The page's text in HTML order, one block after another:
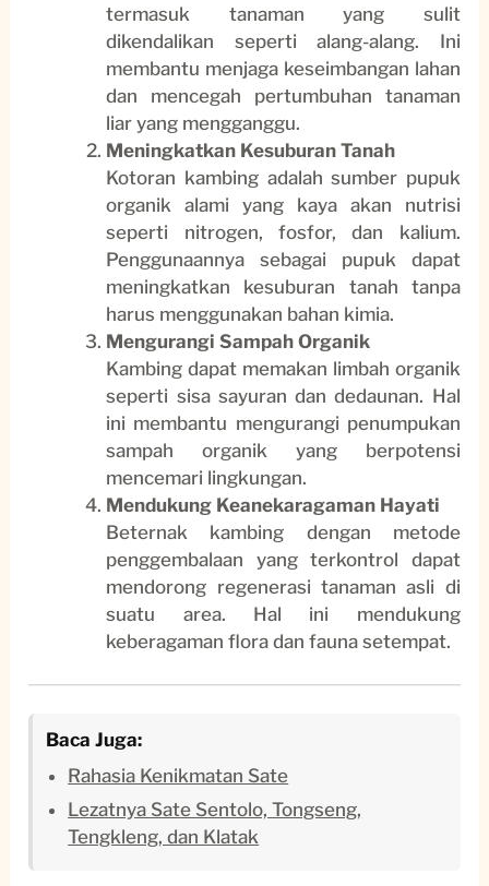
termasuk tanaman yang sulit
dikendalikan seperti alang-alang. Ini
membantu menjaga keseimbangan lahan
dan mencegah pertumbuhan tanaman
liar yang mengganggu.
Meningkatkan Kesuburan Tanah
Kotoran kambing adalah sumber pupuk
organik alami yang kaya akan nutrisi
seperti nitrogen, fosfor, dan kalium.
Penggunaannya sebagai pupuk dapat
meningkatkan kesuburan tanah tanpa
harus menggunakan bahan kimia.
Mengurangi Sampah Organik
Kambing dapat memakan limbah organik
seperti sisa sayuran dan dedaunan. Hal
ini membantu mengurangi penumpukan
sampah organik yang berpotensi
mencemari lingkungan.
Mendukung Keanekaragaman Hayati
Beternak kambing dengan metode
penggembalaan yang terkontrol dapat
mendorong regenerasi tanaman asli di
suatu area. Hal ini mendukung
keberagaman flora dan fauna setempat.
Baca Juga:
Rahasia Kenikmatan Sate
Lezatnya Sate Sentolo, Tongseng,
Tengkleng, dan Klatak